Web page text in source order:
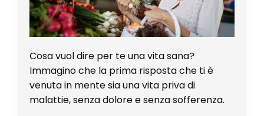
Cosa vuol dire per te una vita sana?
Immagino che la prima risposta che ti è
venuta in mente sia una vita priva di
malattie, senza dolore e senza sofferenza.